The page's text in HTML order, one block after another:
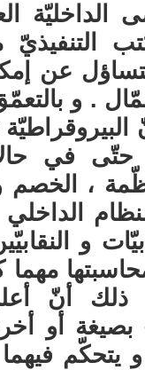
الداخليّة
التنفيذيّ
عن
. و
حتّى في
،
الداخلي
و
مهما
أنّ
– بصيغة أو
و يتحكّم